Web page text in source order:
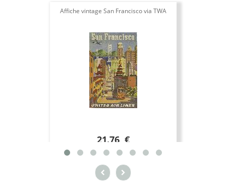
Affiche vintage San Francisco via TWA
21.76 €